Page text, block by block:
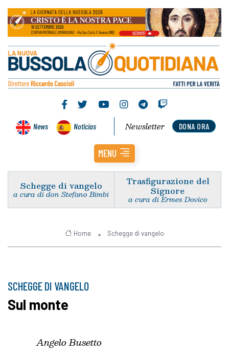
News Noticias DONA ORA
Newsletter
MENU
Schegge di vangelo
a cura di don Stefano Bimbi
Trasfigurazione del
Signore
a cura di Ermes Dovico
Home Schegge di vangelo
SCHEGGE DI VANGELO
Sul monte
Angelo Busetto